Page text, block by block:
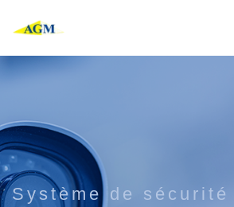
système de sécurité